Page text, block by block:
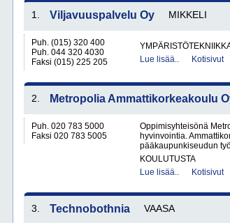
1. Viljavuuspalvelu Oy MIKKELI
Puh. (015) 320 400
Puh. 044 320 4030
Faksi (015) 225 205
Lue lisää..
Kotisivut
2. Metropolia Ammattikorkeakoulu
Puh. 020 783 5000
Faksi 020 783 5005
Oppimisyhteisönä
hyvinvointia.
pääkaupunkiseudun
KOULUTUSTA
Lue lisää..
Kotisivut
3. Technobothnia VAASA